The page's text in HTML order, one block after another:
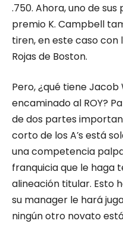
.750. Ahora, uno de
premio K. Campbell
tiren, en este caso con
Rojas de Boston.
Pero, ¿qué tiene
encaminado al ROY?
de dos partes
corto de los A’s está
una competencia
franquicia que le haga
alineación titular. Esto
su manager le hará
ningún otro novato